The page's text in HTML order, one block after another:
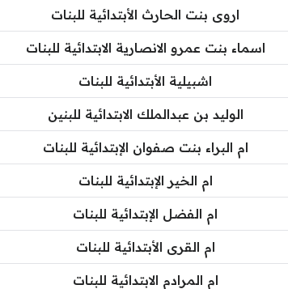
اروى بنت الحارث الأبتدائية للبنات
اسماء بنت عمرو الانصارية الابتدائية للبنات
اشبيلية الأبتدائية للبنات
الوليد بن عبدالملك الابتدائية للبنين
ام البراء بنت صفوان الإبتدائية للبنات
ام الخير الإبتدائية للبنات
ام الفضل الإبتدائية للبنات
ام القرى الأبتدائية للبنات
ام المرادم الابتدائية للبنات